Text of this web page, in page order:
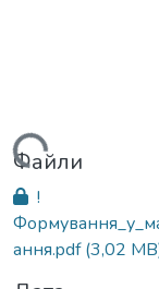
Файли
!
ання.pdf(3,02